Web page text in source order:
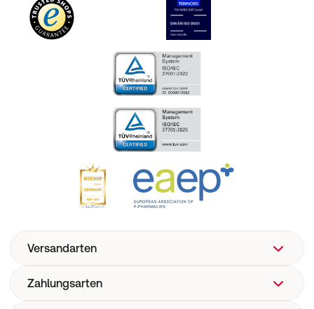
Versandarten
Zahlungsarten